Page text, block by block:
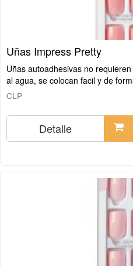
Uñas Impress Pretty
Uñas autoadhesivas no
al agua, se colocan facil y de
CLP
Detalle